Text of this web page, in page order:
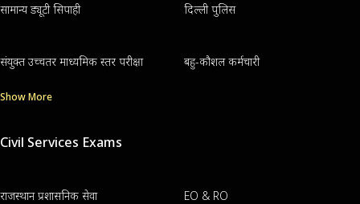
सामान्य ड्यूटी सिपाही दिल्ली पुलिस
संयुक्त उच्चतर माध्यमिक स्तर परीक्षा बहु-कौशल कर्मचारी
Show More
Civil Services Exams
राजस्थान प्रशासनिक सेवा EO & RO